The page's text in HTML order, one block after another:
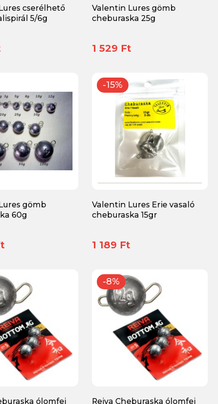
cserélhető
5/6g
Valentin Lures gömb
cheburaska 25g
1 529 Ft
gömb
60g
-15%
Valentin Lures Erie vasaló
cheburaska 15gr
1 189 Ft
ólomfej
-8%
Reiva Cheburaska ólomfej